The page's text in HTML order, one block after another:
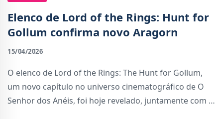
Elenco de Lord of the Rings: Hunt for
Gollum confirma novo Aragorn
15/04/2026
O elenco de Lord of the Rings: The Hunt for Gollum,
um novo capítulo no universo cinematográfico de O
Senhor dos Anéis, foi hoje revelado, juntamente com o